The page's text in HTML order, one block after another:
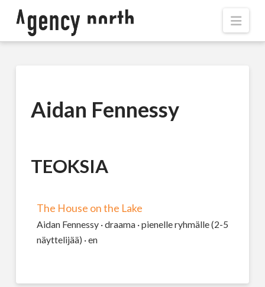
Aidan Fennessy
TEOKSIA
The House on the Lake
Aidan Fennessy · draama · pienelle ryhmälle (2-5
näyttelijää) · en